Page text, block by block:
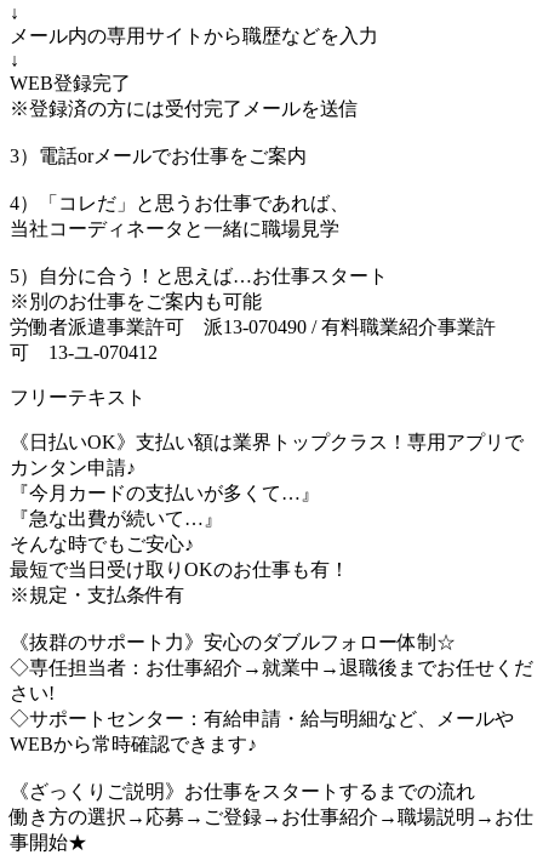
↓
メール内の専用サイトから職歴などを入力
↓
WEB登録完了
※登録済の方には受付完了メールを送信
3）電話orメールでお仕事をご案内
4）「コレだ」と思うお仕事であれば、
当社コーディネータと一緒に職場見学
5）自分に合う！と思えば…お仕事スタート
※別のお仕事をご案内も可能
労働者派遣事業許可 派13-070490 / 有料職業紹介事業許
可 13-ユ-070412
フリーテキスト
《日払いOK》支払い額は業界トップクラス！専用アプリで
カンタン申請♪
『今月カードの支払いが多くて…』
『急な出費が続いて…』
そんな時でもご安心♪
最短で当日受け取りOKのお仕事も有！
※規定・支払条件有
《抜群のサポート力》安心のダブルフォロー体制☆
◇専任担当者：お仕事紹介→就業中→退職後までお任せくだ
さい!
◇サポートセンター：有給申請・給与明細など、メールや
WEBから常時確認できます♪
《ざっくりご説明》お仕事をスタートするまでの流れ
働き方の選択→応募→ご登録→お仕事紹介→職場説明→お仕
事開始★